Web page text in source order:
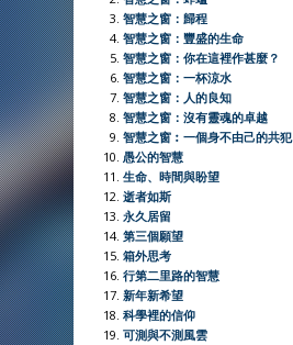
o
o
k
A
p
p
t
r
智慧之窗：歸程
智慧之窗：豐盛的生命
智慧之窗：你在這裡作甚麼？
智慧之窗：一杯涼水
智慧之窗：人的良知
智慧之窗：沒有靈魂的卓越
智慧之窗︰一個身不由己的共犯
愚公的智慧
生命、時間與盼望
逝者如斯
永久居留
第三個願望
箱外思考
行第二里路的智慧
新年新希望
科學裡的信仰
可測與不測風雲